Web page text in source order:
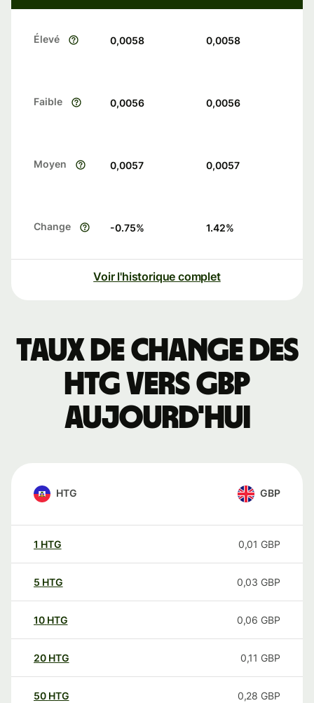
Élevé 0,0058 0,0058
Faible 0,0056 0,0056
Moyen 0,0057 0,0057
Change -0.75% 1.42%
Voir l'historique complet
Taux de change des
HTG vers GBP
aujourd'hui
HTG GBP
1 HTG 0,01 GBP
5 HTG 0,03 GBP
10 HTG 0,06 GBP
20 HTG 0,11 GBP
50 HTG 0,28 GBP